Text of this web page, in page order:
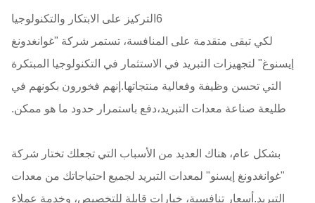
6التركيز على الابتكار والتكنولوجيا
لكي تبقى متقدمة على المنافسة، تستمر شركة "غوانغدونغ
إيسنوغ" لتجهيزات التبريد في الاستثمار في التكنولوجيا المبتكرة
التي تحسن وظيفة وفعالية منتجاتها.إنهم فخورون بكونهم في
طليعة صناعة معدات التبريد،دفع باستمرار حدود ما هو ممكن.
بشكل عام، هناك العديد من الأسباب التي تجعلك تختار شركة
"غوانغدونغ إيسنو" لمعدات التبريد لجميع احتياجاتك من معدات
التبريد.أسعار تنافسية، خيارات قابلة للتخصيص، وخدمة عملاء